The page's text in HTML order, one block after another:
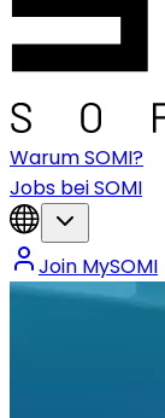
Warum SOMI?
Jobs bei SOMI
Join MySOMI